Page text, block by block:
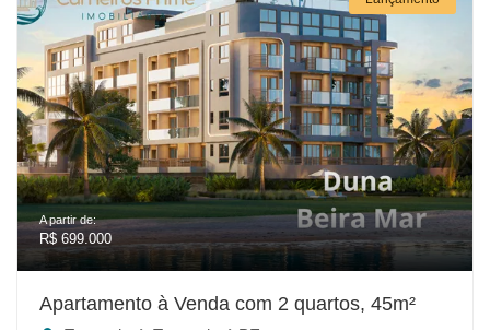
A partir de:
R$ 699.000
Apartamento à Venda com 2 quartos, 45m²